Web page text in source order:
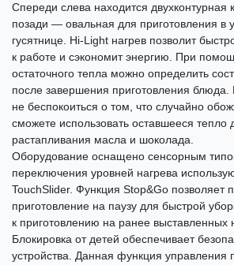
Спереди слева находится двухконтурная
позади — овальная для приготовления в
гусятнице. Hi-Light нагрев позволит
к работе и сэкономит энергию. При
остаточного тепла можно определить
после завершения приготовления
не беспокоиться о том, что случайно
сможете использовать оставшееся тепло
растапливания масла и шоколада.
Оборудование оснащено сенсорным
переключения уровней нагрева
TouchSlider. Функция Stop&Go позволяет
приготовление на паузу для быстрой
к приготовлению на ранее выставленных
Блокировка от детей обеспечивает
устройства. Данная функция управления